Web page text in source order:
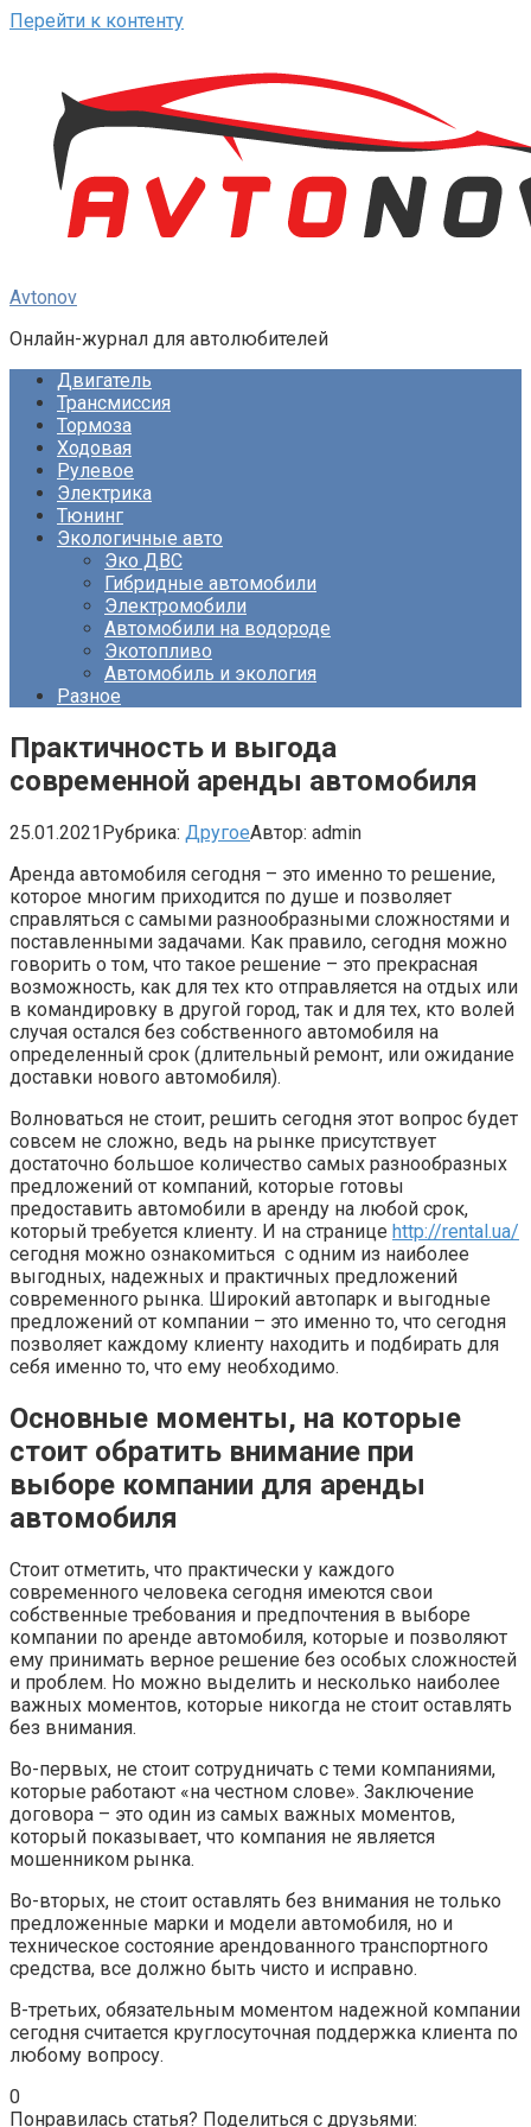
Перейти к контенту
Avtonov
Онлайн-журнал для автолюбителей
Двигатель
Трансмиссия
Тормоза
Ходовая
Рулевое
Электрика
Тюнинг
Экологичные авто
Эко ДВС
Гибридные автомобили
Электромобили
Автомобили на водороде
Экотопливо
Автомобиль и экология
Разное
Практичность и выгода
современной аренды автомобиля
25.01.2021Рубрика: ДругоеАвтор: admin
Аренда автомобиля сегодня – это именно то решение,
которое многим приходится по душе и позволяет
справляться с самыми разнообразными сложностями и
поставленными задачами. Как правило, сегодня можно
говорить о том, что такое решение – это прекрасная
возможность, как для тех кто отправляется на отдых или
в командировку в другой город, так и для тех, кто волей
случая остался без собственного автомобиля на
определенный срок (длительный ремонт, или ожидание
доставки нового автомобиля).
Волноваться не стоит, решить сегодня этот вопрос будет
совсем не сложно, ведь на рынке присутствует
достаточно большое количество самых разнообразных
предложений от компаний, которые готовы
предоставить автомобили в аренду на любой срок,
который требуется клиенту. И на странице http://rental.ua/
сегодня можно ознакомиться с одним из наиболее
выгодных, надежных и практичных предложений
современного рынка. Широкий автопарк и выгодные
предложений от компании – это именно то, что сегодня
позволяет каждому клиенту находить и подбирать для
себя именно то, что ему необходимо.
Основные моменты, на которые
стоит обратить внимание при
выборе компании для аренды
автомобиля
Стоит отметить, что практически у каждого
современного человека сегодня имеются свои
собственные требования и предпочтения в выборе
компании по аренде автомобиля, которые и позволяют
ему принимать верное решение без особых сложностей
и проблем. Но можно выделить и несколько наиболее
важных моментов, которые никогда не стоит оставлять
без внимания.
Во-первых, не стоит сотрудничать с теми компаниями,
которые работают «на честном слове». Заключение
договора – это один из самых важных моментов,
который показывает, что компания не является
мошенником рынка.
Во-вторых, не стоит оставлять без внимания не только
предложенные марки и модели автомобиля, но и
техническое состояние арендованного транспортного
средства, все должно быть чисто и исправно.
В-третьих, обязательным моментом надежной компании
сегодня считается круглосуточная поддержка клиента по
любому вопросу.
0
Понравилась статья? Поделиться с друзьями: